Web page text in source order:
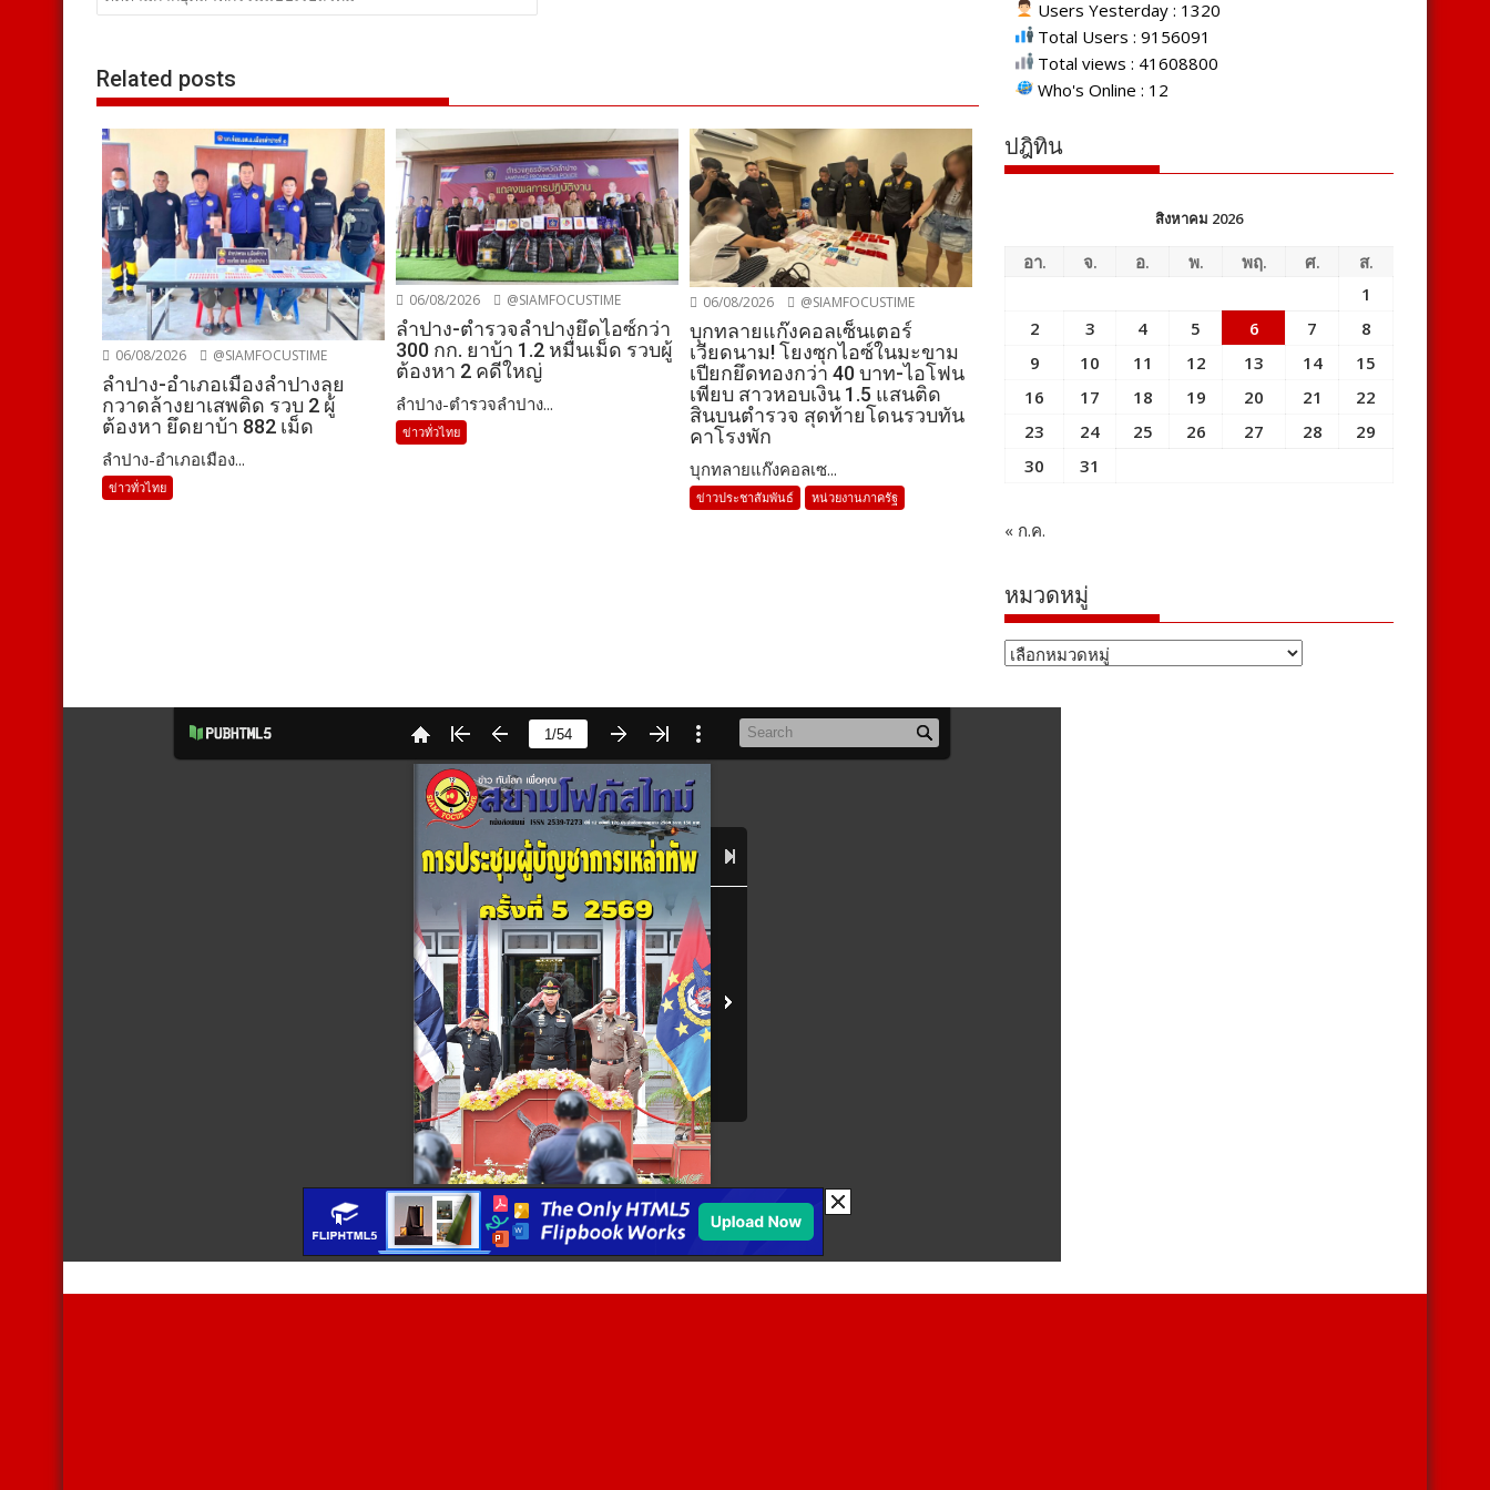
Related posts
06/08/2026 @SIAMFOCUSTIME
ลำปาง-อำเภอเมืองลำปางลุย
กวาดล้างยาเสพติด รวบ 2 ผู้
ต้องหา ยึดยาบ้า 882 เม็ด
ลำปาง-อำเภอเมือง...
ข่าวทั่วไทย
06/08/2026 @SIAMFOCUSTIME
ลำปาง-ตำรวจลำปางยึดไอซ์กว่า
300 กก. ยาบ้า 1.2 หมื่นเม็ด รวบผู้
ต้องหา 2 คดีใหญ่
ลำปาง-ตำรวจลำปาง...
ข่าวทั่วไทย
06/08/2026 @SIAMFOCUSTIME
บุกทลายแก๊งคอลเซ็นเตอร์
เวียดนาม! โยงซุกไอซ์ในมะขาม
เปียกยึดทองกว่า 40 บาท-ไอโฟน
เพียบ สาวหอบเงิน 1.5 แสนติด
สินบนตำรวจ สุดท้ายโดนรวบทัน
คาโรงพัก
บุกทลายแก๊งคอลเซ...
ข่าวประชาสัมพันธ์ หน่วยงานภาครัฐ
Users Yesterday : 1320
Total Users : 9156091
Total views : 41608800
Who's Online : 12
ปฎิทิน
สิงหาคม 2026
อา. จ. อ. พ. พฤ. ศ.
ส.
1
2
3 4 5 6 7
8
9
10 11 12 13 14
15
16
17 18 19 20 21
22
23
24 25 26 27 28
29
30
31
« ก.ค.
หมวดหมู่
หมวด